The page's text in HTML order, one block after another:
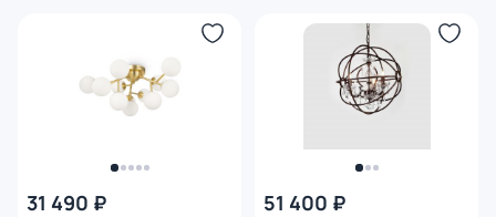
31 490 ₽ 51 400 ₽